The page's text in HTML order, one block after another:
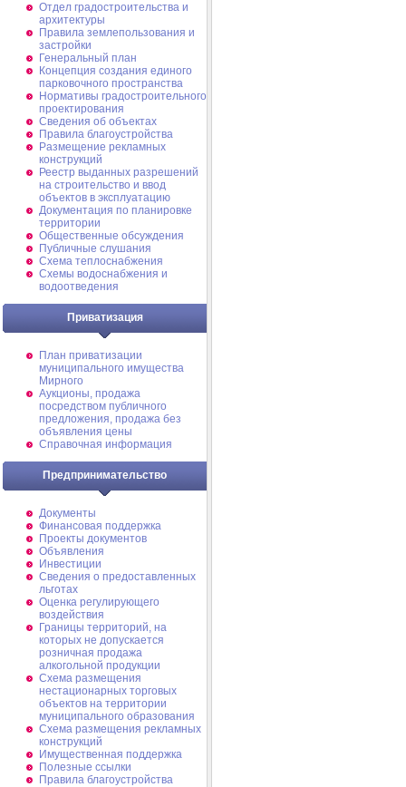
Отдел градостроительства и
архитектуры
Правила землепользования и
застройки
Генеральный план
Концепция создания единого
парковочного пространства
Нормативы градостроительного
проектирования
Сведения об объектах
Правила благоустройства
Размещение рекламных
конструкций
Реестр выданных разрешений
на строительство и ввод
объектов в эксплуатацию
Документация по планировке
территории
Общественные обсуждения
Публичные слушания
Схема теплоснабжения
Схемы водоснабжения и
водоотведения
Приватизация
План приватизации
муниципального имущества
Мирного
Аукционы, продажа
посредством публичного
предложения, продажа без
объявления цены
Справочная информация
Предпринимательство
Документы
Финансовая поддержка
Проекты документов
Объявления
Инвестиции
Сведения о предоставленных
льготах
Оценка регулирующего
воздействия
Границы территорий, на
которых не допускается
розничная продажа
алкогольной продукции
Схема размещения
нестационарных торговых
объектов на территории
муниципального образования
Схема размещения рекламных
конструкций
Имущественная поддержка
Полезные ссылки
Правила благоустройства